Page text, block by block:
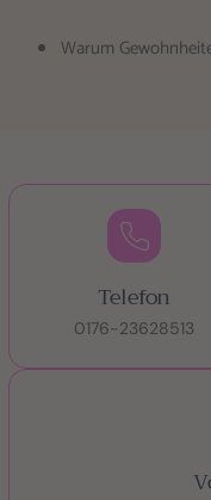
Warum
Telefon
0176-23628513